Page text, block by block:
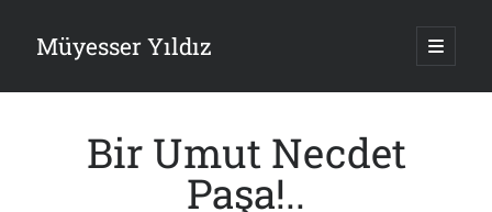
Müyesser Yıldız ana
Yan
Menü
Bir Umut Necdet
Paşa!..